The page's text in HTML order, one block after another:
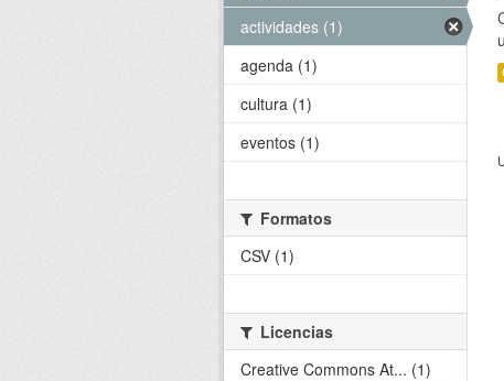
actividades (1)
agenda (1)
cultura (1)
eventos (1)
Formatos
CSV (1)
Licencias
Creative Commons At... (1)